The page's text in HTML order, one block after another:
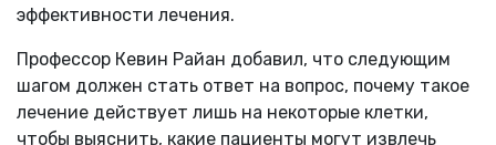
эффективности лечения.
Профессор Кевин Райан добавил, что следующим
шагом должен стать ответ на вопрос, почему такое
лечение действует лишь на некоторые клетки,
чтобы выяснить, какие пациенты могут извлечь